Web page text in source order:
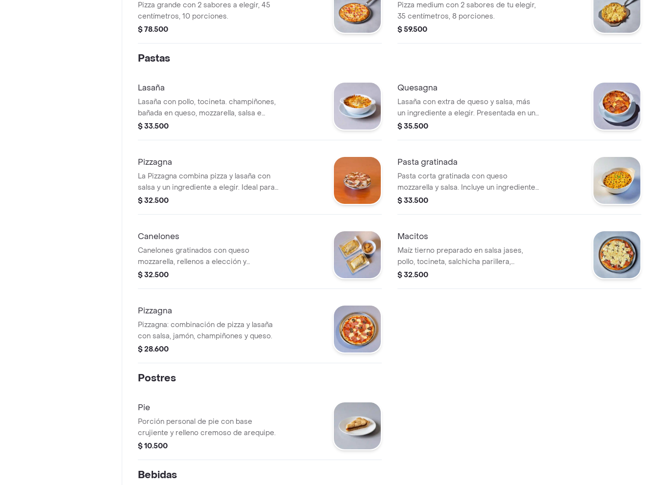
Pizza grande con 2 sabores a elegir, 45
centímetros, 10 porciones.
$ 78.500
Pizza medium con 2 sabores de tu elegir,
35 centímetros, 8 porciones.
$ 59.500
Pastas
Lasaña
Lasaña con pollo, tocineta. champiñones,
bañada en queso, mozzarella, salsa e
ingrediente a elegir.
$ 33.500
Quesagna
Lasaña con extra de queso y salsa, más
un ingrediente a elegir. Presentada en un
recipiente individual.
$ 35.500
Pizzagna
La Pizzagna combina pizza y lasaña con
salsa y un ingrediente a elegir. Ideal para
quienes buscan una experiencia única en
$ 32.500
Pasta gratinada
Pasta corta gratinada con queso
mozzarella y salsa. Incluye un ingrediente
a elegir.
$ 33.500
Canelones
Canelones gratinados con queso
mozzarella, rellenos a elección y
acompañados de salsa a elegir.
$ 32.500
Macitos
Maíz tierno preparado en salsa jases,
pollo, tocineta, salchicha parillera,
gratinados con queso mozzarella.
$ 32.500
Pizzagna
Pizzagna: combinación de pizza y lasaña
con salsa, jamón, champiñones y queso.
$ 28.600
Postres
Pie
Porción personal de pie con base
crujiente y relleno cremoso de arequipe.
$ 10.500
Bebidas